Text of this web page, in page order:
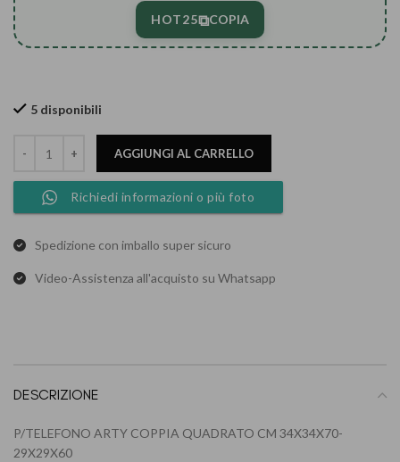
HOT25⧉COPIA
5 disponibili
AGGIUNGI AL CARRELLO
Richiedi informazioni o più foto
Spedizione con imballo super sicuro
Video-Assistenza all'acquisto su Whatsapp
DESCRIZIONE
P/TELEFONO ARTY COPPIA QUADRATO CM 34X34X70-
29X29X60